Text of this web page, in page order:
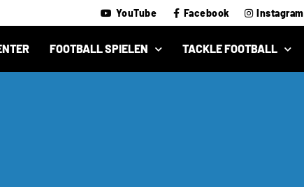
YouTube Facebook Instagram
FOOTBALL SPIELEN TACKLE FOOTBALL